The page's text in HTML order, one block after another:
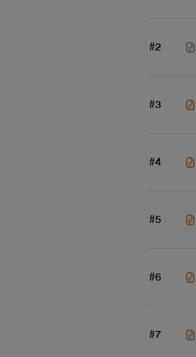
#2
#3
#4
#5
#6
#7